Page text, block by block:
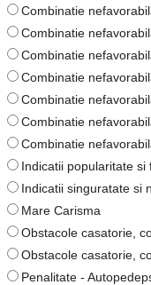
Combinatie
Combinatie
Combinatie
Combinatie
Combinatie
Combinatie
Combinatie
Indicatii popularitate si
Indicatii singuratate si
Mare Carisma
Obstacole casatorie,
Obstacole casatorie,
Penalitate -